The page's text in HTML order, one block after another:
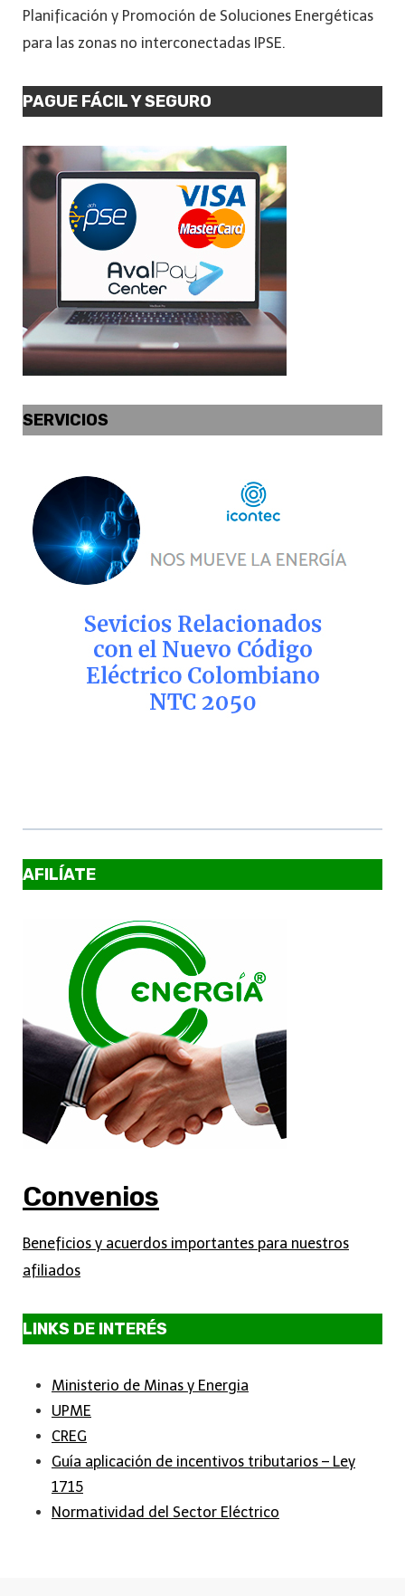
Planificación y Promoción de Soluciones Energéticas
para las zonas no interconectadas IPSE.
PAGUE FÁCIL Y SEGURO
SERVICIOS
AFILÍATE
Convenios
Beneficios y acuerdos importantes para nuestros
afiliados
LINKS DE INTERÉS
Ministerio de Minas y Energia
UPME
CREG
Guía aplicación de incentivos tributarios – Ley
1715
Normatividad del Sector Eléctrico